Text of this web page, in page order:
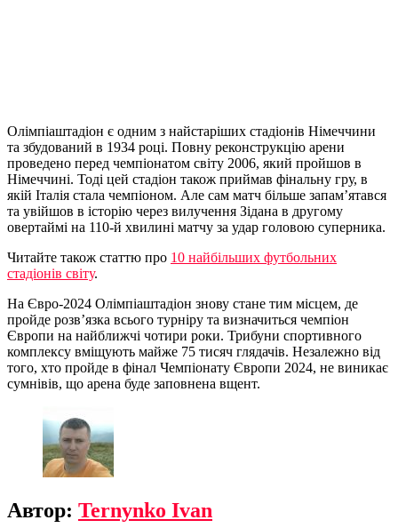
Олімпіаштадіон є одним з найстаріших стадіонів Німеччини
та збудований в 1934 році. Повну реконструкцію арени
проведено перед чемпіонатом світу 2006, який пройшов в
Німеччині. Тоді цей стадіон також приймав фінальну гру, в
якій Італія стала чемпіоном. Але сам матч більше запам’ятався
та увійшов в історію через вилучення Зідана в другому
овертаймі на 110-й хвилині матчу за удар головою суперника.
Читайте також статтю про 10 найбільших футбольних
стадіонів світу.
На Євро-2024 Олімпіаштадіон знову стане тим місцем, де
пройде розв’язка всього турніру та визначиться чемпіон
Європи на найближчі чотири роки. Трибуни спортивного
комплексу вміщують майже 75 тисяч глядачів. Незалежно від
того, хто пройде в фінал Чемпіонату Європи 2024, не виникає
сумнівів, що арена буде заповнена вщент.
Автор: Ternynko Ivan